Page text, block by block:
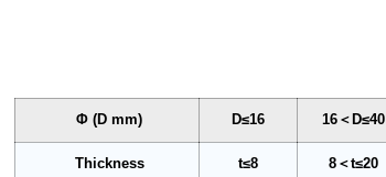
Φ (D mm) D≤16 16＜D≤40
Thickness t≤8 8＜t≤20